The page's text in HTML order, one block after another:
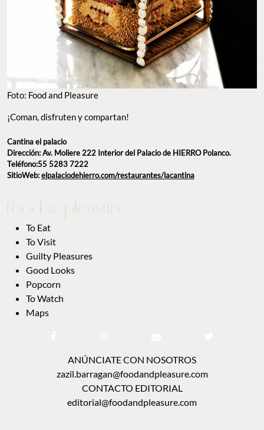
Foto: Food and Pleasure
¡Coman, disfruten y compartan!
Cantina el palacio
Dirección: Av. Moliere 222 Interior del Palacio de HIERRO Polanco.
Teléfono:55 5283 7222
SitioWeb:elpalaciodehierro.com/restaurantes/lacantina
To Eat
To Visit
Guilty Pleasures
Good Looks
Popcorn
To Watch
Maps
ANÚNCIATE CON NOSOTROS
zazil.barragan@foodandpleasure.com
CONTACTO EDITORIAL
editorial@foodandpleasure.com